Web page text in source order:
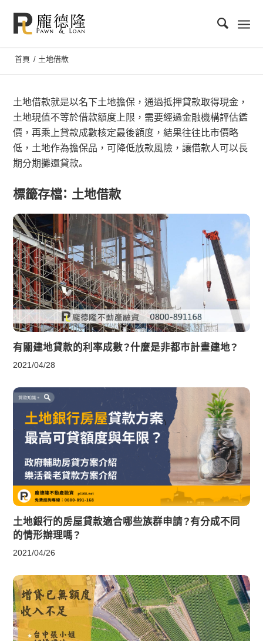
首頁 / 土地借款
土地借款就是以名下土地擔保，通過抵押貸款取得現金，
土地現值不等於借款額度上限，需要經過金融機構評估鑑
價，再乘上貸款成數核定最後額度，結果往往比市價略
低，土地作為擔保品，可降低放款風險，讓借款人可以長
期分期攤還貸款。
標籤存檔： 土地借款
有關建地貸款的利率成數？什麼是非都市計畫建地？
2021/04/28
土地銀行的房屋貸款適合哪些族群申請？有分成不同
的情形辦理嗎？
2021/04/26